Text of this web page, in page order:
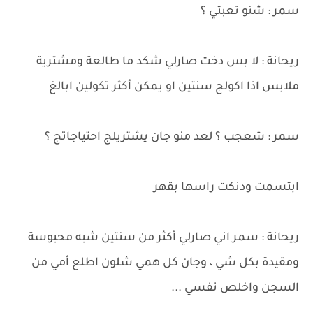
سمر : شنو تعبتي ؟
ريحانة : لا بس دخت صارلي شكد ما طالعة ومشترية
ملابس اذا اكولج سنتين او يمكن أكثر تكولين ابالغ
سمر : شعجب ؟ لعد منو جان يشتريلج احتياجاتج ؟
ابتسمت ودنكت راسها بقهر
ريحانة : سمر اني صارلي أكثر من سنتين شبه محبوسة
ومقيدة بكل شي ، وجان كل همي شلون اطلع أمي من
السجن واخلص نفسي ...